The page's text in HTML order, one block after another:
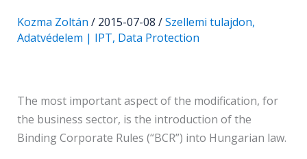
Kozma Zoltán / 2015-07-08 /Szellemi tulajdon,
Adatvédelem | IPT, Data Protection
The most important aspect of the modification, for
the business sector, is the introduction of the
Binding Corporate Rules (“BCR”) into Hungarian law.
Corporate